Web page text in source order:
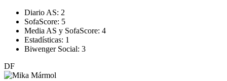
Diario AS: 2
SofaScore: 5
Media AS y SofaScore: 4
Estadísticas: 1
Biwenger Social: 3
DF